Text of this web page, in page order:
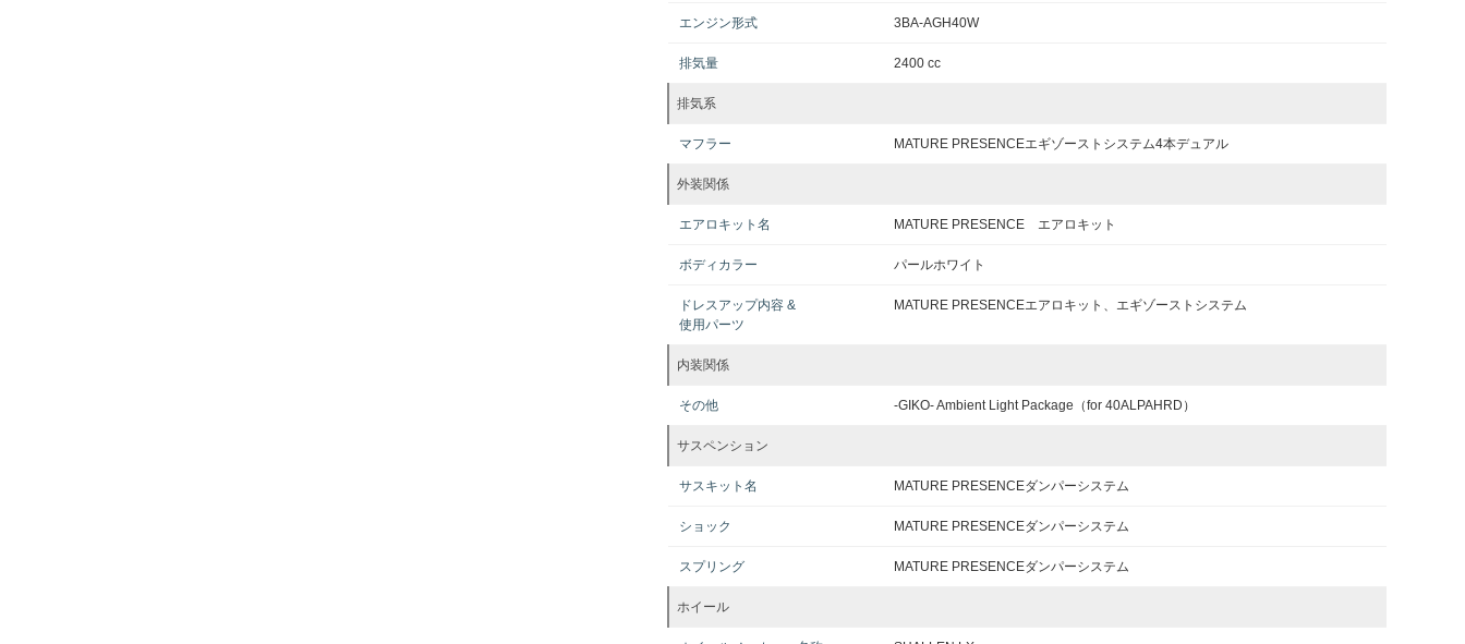
エンジン形式 3BA-AGH40W
排気量 2400 cc
排気系
マフラー MATURE PRESENCEエギゾーストシステム4本デュアル
外装関係
エアロキット名 MATURE PRESENCE エアロキット
ボディカラー パールホワイト
ドレスアップ内容 &
使用パーツ
MATURE PRESENCEエアロキット、エギゾーストシステム
内装関係
その他 -GIKO- Ambient Light Package（for 40ALPAHRD）
サスペンション
サスキット名 MATURE PRESENCEダンパーシステム
ショック MATURE PRESENCEダンパーシステム
スプリング MATURE PRESENCEダンパーシステム
ホイール